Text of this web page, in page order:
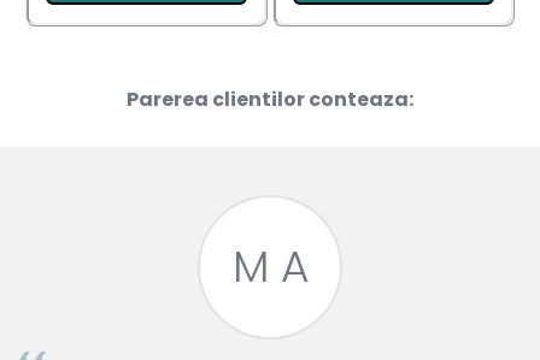
Parerea clientilor conteaza:
M A